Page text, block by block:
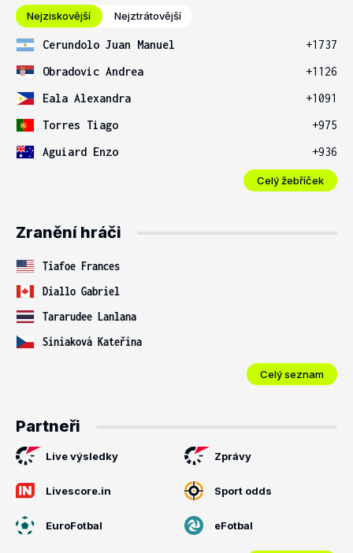
Nejziskovější Nejztrátovější
Cerundolo Juan Manuel
+1737
Obradovic Andrea
+1126
Eala Alexandra
+1091
Torres Tiago
+975
Aguiard Enzo
+936
Celý žebříček
Zranění hráči
Tiafoe Frances
Diallo Gabriel
Tararudee Lanlana
Siniaková Kateřina
Celý seznam
Partneři
Live výsledky Zprávy
Livescore.in Sport odds
EuroFotbal eFotbal